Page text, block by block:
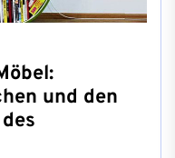
und den